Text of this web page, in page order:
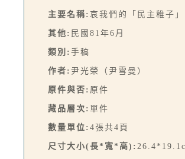
主要名稱: 哀我們的「民主稚子」
其他: 民國81年6月
類別: 手稿
作者: 尹光榮（尹雪曼）
原件與否: 原件
藏品層次: 單件
數量單位: 4張共4頁
尺寸大小(長*寬*高):